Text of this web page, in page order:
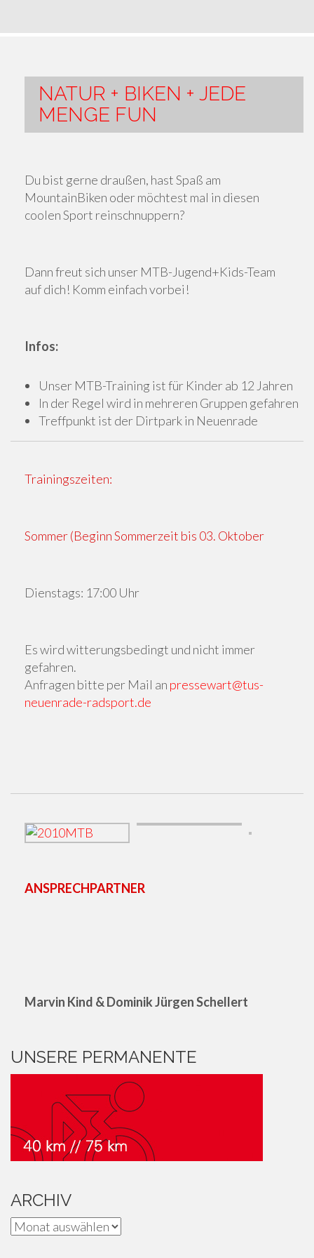
NATUR + BIKEN + JEDE
MENGE FUN
Du bist gerne draußen, hast Spaß am
MountainBiken oder möchtest mal in diesen
coolen Sport reinschnuppern?
Dann freut sich unser MTB-Jugend+Kids-Team
auf dich! Komm einfach vorbei!
Infos:
Unser MTB-Training ist für Kinder ab 12 Jahren
In der Regel wird in mehreren Gruppen gefahren
Treffpunkt ist der Dirtpark in Neuenrade
Trainingszeiten:
Sommer(Beginn Sommerzeit bis 03. Oktober
Dienstags: 17:00 Uhr
Es wird witterungsbedingt und nicht immer
gefahren.
Anfragen bitte per Mail an pressewart@tus-
neuenrade-radsport.de
ANSPRECHPARTNER
Marvin Kind & Dominik Jürgen Schellert
UNSERE PERMANENTE
ARCHIV
Archiv